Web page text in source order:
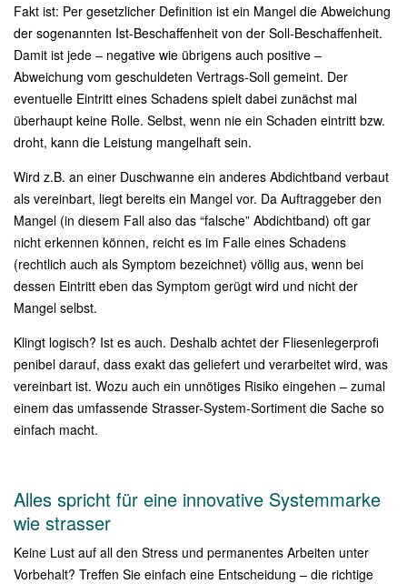
Fakt ist: Per gesetzlicher Definition ist ein Mangel die Abweichung
der sogenannten Ist-Beschaffenheit von der Soll-Beschaffenheit.
Damit ist jede – negative wie übrigens auch positive –
Abweichung vom geschuldeten Vertrags-Soll gemeint. Der
eventuelle Eintritt eines Schadens spielt dabei zunächst mal
überhaupt keine Rolle. Selbst, wenn nie ein Schaden eintritt bzw.
droht, kann die Leistung mangelhaft sein.
Wird z.B. an einer Duschwanne ein anderes Abdichtband verbaut
als vereinbart, liegt bereits ein Mangel vor. Da Auftraggeber den
Mangel (in diesem Fall also das “falsche” Abdichtband) oft gar
nicht erkennen können, reicht es im Falle eines Schadens
(rechtlich auch als Symptom bezeichnet) völlig aus, wenn bei
dessen Eintritt eben das Symptom gerügt wird und nicht der
Mangel selbst.
Klingt logisch? Ist es auch. Deshalb achtet der Fliesenlegerprofi
penibel darauf, dass exakt das geliefert und verarbeitet wird, was
vereinbart ist. Wozu auch ein unnötiges Risiko eingehen – zumal
einem das umfassende Strasser-System-Sortiment die Sache so
einfach macht.
Alles spricht für eine innovative Systemmarke
wie strasser
Keine Lust auf all den Stress und permanentes Arbeiten unter
Vorbehalt? Treffen Sie einfach eine Entscheidung – die richtige